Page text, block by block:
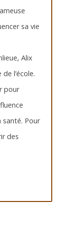
sa vie
Alix
l’école.
pour
Pour
des